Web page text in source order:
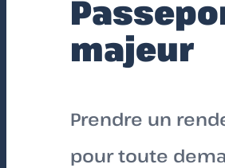
majeur
Prendre un
pour toute